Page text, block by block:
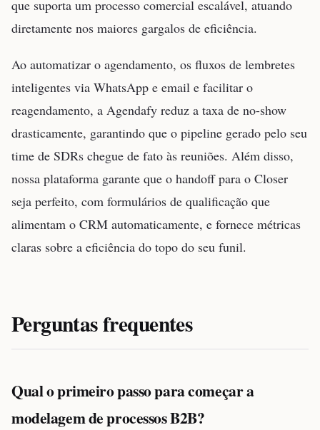
que suporta um processo comercial escalável, atuando
diretamente nos maiores gargalos de eficiência.
Ao automatizar o agendamento, os fluxos de lembretes
inteligentes via WhatsApp e email e facilitar o
reagendamento, a Agendafy reduz a taxa de no-show
drasticamente, garantindo que o pipeline gerado pelo seu
time de SDRs chegue de fato às reuniões. Além disso,
nossa plataforma garante que o handoff para o Closer
seja perfeito, com formulários de qualificação que
alimentam o CRM automaticamente, e fornece métricas
claras sobre a eficiência do topo do seu funil.
Perguntas frequentes
Qual o primeiro passo para começar a
modelagem de processos B2B?